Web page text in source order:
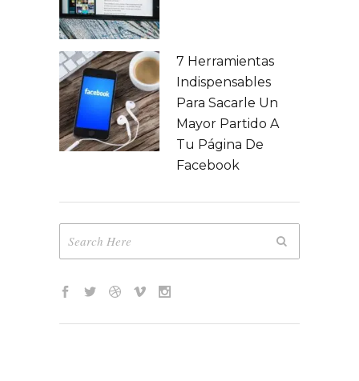
7 Herramientas
Indispensables
Para Sacarle Un
Mayor Partido A
Tu Página De
Facebook